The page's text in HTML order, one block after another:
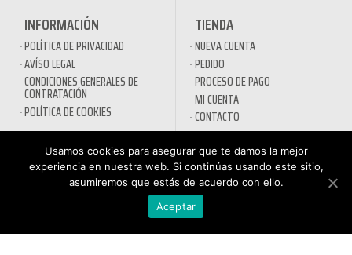
INFORMACIÓN
POLÍTICA DE PRIVACIDAD
AVÍSO LEGAL
CONDICIONES GENERALES DE
CONTRATACIÓN
POLÍTICA DE COOKIES
TIENDA
NUEVA CUENTA
PEDIDO
PROCESO DE PAGO
MI CUENTA
CONTACTO
SECTORES
DESINFECTANTES COVID-19
HOSTELERÍA
900 897 890
Usamos cookies para asegurar que te damos la mejor
experiencia en nuestra web. Si continúas usando este sitio,
asumiremos que estás de acuerdo con ello.
Aceptar